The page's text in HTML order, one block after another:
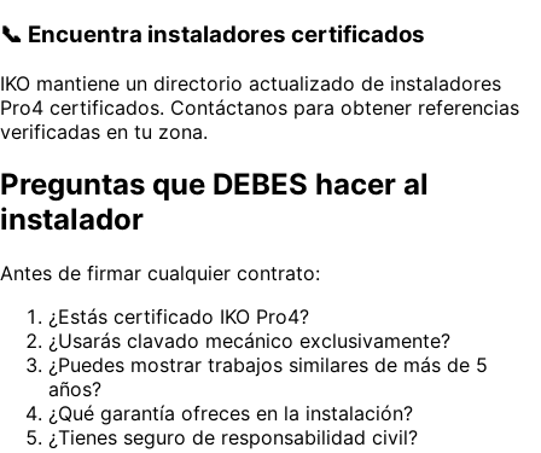
📞 Encuentra instaladores certificados
IKO mantiene un directorio actualizado de instaladores
Pro4 certificados. Contáctanos para obtener referencias
verificadas en tu zona.
Preguntas que DEBES hacer al
instalador
Antes de firmar cualquier contrato:
¿Estás certificado IKO Pro4?
¿Usarás clavado mecánico exclusivamente?
¿Puedes mostrar trabajos similares de más de 5
años?
¿Qué garantía ofreces en la instalación?
¿Tienes seguro de responsabilidad civil?